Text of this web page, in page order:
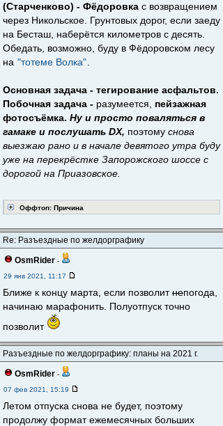
(Старченково) - Фёдоровка с возвращением
через Никольское. Грунтовых дорог, если заеду
на Бесташ, наберётся километров с десять.
Обедать, возможно, буду в Фёдоровском лесу
на "тотеме Волка"
Основная задача - тегирование асфальтов.
Побочная задача - разумеется, пейзажная
фотосъёмка. Ну и просто поваляться в
гамаке и послушать DX, поэтому снова
выезжаю рано и в начале девятого утра буду
уже на перекрёстке Запорожского шоссе с
дорогой на Приазовское.
Оффтоп: Причина
Re: Разъездные по желдорграфику
OsmRider -
29 янв 2021, 11:17
Ближе к концу марта, если позволитнепогода,
начинаю марафонить. Полуотпуск точно
позволит
Разъездные по желдорграфику: планы на 2021 г.
OsmRider -
07 фев 2021, 15:19
Летом отпуска снова не будет, поэтому
продолжу формат ежемесячных больших